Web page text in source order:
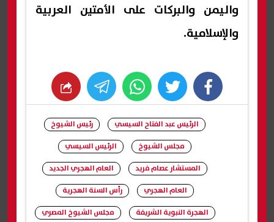
واليمن والبركات على الأمتين العربية
والإسلامية.
facebook
twitter
whats
الرئيس عبد الفتاح السيسي
رئيس الشيوخ
مجلس الشيوخ
الرئيس السيسي
المستشار عصام فريد
العام الهجري الجديد
العام الهجري
رأس السنة الهجرية
الهجرة النبوية الشريفة
مجلس الشيوخ المصري